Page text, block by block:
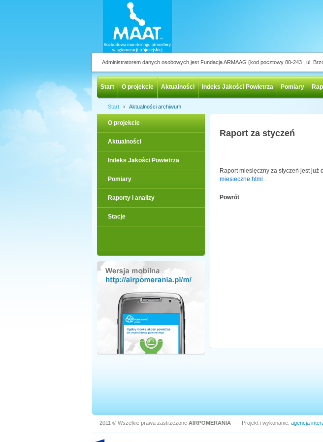
Administratorem danych osobowych jest Fundacja ARMAAG (kod pocztowy 80-243 , ul.
Start O projekcie Aktualności Indeks Jakości Powietrza Pomiary
Start › Aktualności archiwum
O projekcie
Aktualności
Indeks Jakości Powietrza
Pomiary
Raporty i analizy
Stacje
Raport za styczeń
Raport miesięczny za styczeń jest
miesieczne.html .
Powrót
2011 © Wszelkie prawa zastrzeżone AIRPOMERANIA Projekt i wykonanie: agencja